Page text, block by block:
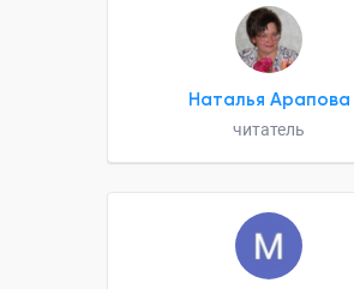
Наталья Арапова
читатель